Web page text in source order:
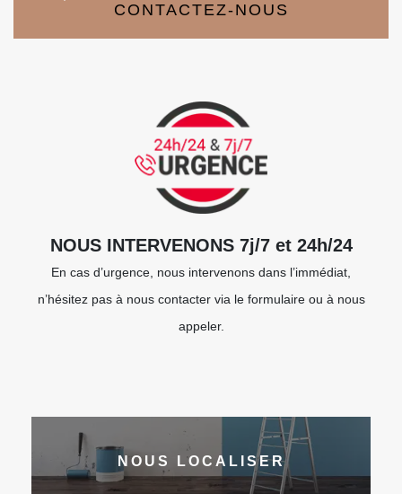
CONTACTEZ-NOUS
NOUS INTERVENONS 7j/7 et 24h/24
En cas d’urgence, nous intervenons dans l’immédiat,
n’hésitez pas à nous contacter via le formulaire ou à nous
appeler.
NOUS LOCALISER